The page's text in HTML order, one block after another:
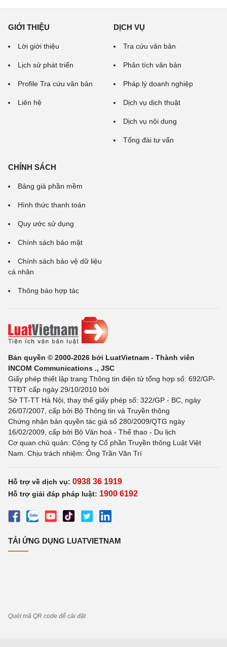
GIỚI THIỆU
Lời giới thiệu
Lịch sử phát triển
Profile Tra cứu văn bản
Liên hệ
DỊCH VỤ
Tra cứu văn bản
Phân tích văn bản
Pháp lý doanh nghiệp
Dịch vụ dịch thuật
Dịch vụ nội dung
Tổng đài tư vấn
CHÍNH SÁCH
Bảng giá phần mềm
Hình thức thanh toán
Quy ước sử dụng
Chính sách bảo mật
Chính sách bảo vệ dữ liệu
cá nhân
Thông báo hợp tác
Bản quyền © 2000-2026 bởi LuatVietnam - Thành viên
INCOM Communications ., JSC
Giấy phép thiết lập trang Thông tin điện tử tổng hợp số: 692/GP-
TTĐT cấp ngày 29/10/2010 bởi
Sở TT-TT Hà Nội, thay thế giấy phép số: 322/GP - BC, ngày
26/07/2007, cấp bởi Bộ Thông tin và Truyền thông
Chứng nhận bản quyền tác giả số 280/2009/QTG ngày
16/02/2009, cấp bởi Bộ Văn hoá - Thể thao - Du lịch
Cơ quan chủ quản: Công ty Cổ phần Truyền thông Luật Việt
Nam. Chịu trách nhiệm: Ông Trần Văn Trí
Hỗ trợ về dịch vụ: 0938 36 1919
Hỗ trợ giải đáp pháp luật: 1900 6192
TẢI ỨNG DỤNG LUATVIETNAM
Quét mã QR code để cài đặt